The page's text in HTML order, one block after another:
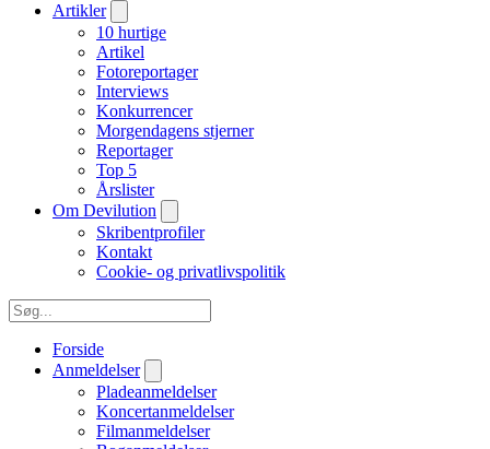
Artikler
10 hurtige
Artikel
Fotoreportager
Interviews
Konkurrencer
Morgendagens stjerner
Reportager
Top 5
Årslister
Om Devilution
Skribentprofiler
Kontakt
Cookie- og privatlivspolitik
Forside
Anmeldelser
Pladeanmeldelser
Koncertanmeldelser
Filmanmeldelser